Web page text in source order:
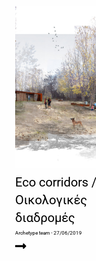
Eco corridors /
Οικολογικές
διαδρομές
Archetype team- 27/06/2019